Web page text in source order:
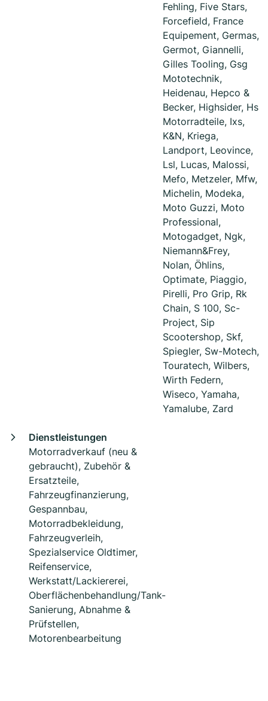
Fehling, Five Stars,
Forcefield, France
Equipement, Germas,
Germot, Giannelli,
Gilles Tooling, Gsg
Mototechnik,
Heidenau, Hepco &
Becker, Highsider, Hs
Motorradteile, Ixs,
K&N, Kriega,
Landport, Leovince,
Lsl, Lucas, Malossi,
Mefo, Metzeler, Mfw,
Michelin, Modeka,
Moto Guzzi, Moto
Professional,
Motogadget, Ngk,
Niemann&Frey,
Nolan, Öhlins,
Optimate, Piaggio,
Pirelli, Pro Grip, Rk
Chain, S 100, Sc-
Project, Sip
Scootershop, Skf,
Spiegler, Sw-Motech,
Touratech, Wilbers,
Wirth Federn,
Wiseco, Yamaha,
Yamalube, Zard
Dienstleistungen
Motorradverkauf (neu &
gebraucht), Zubehör &
Ersatzteile,
Fahrzeugfinanzierung,
Gespannbau,
Motorradbekleidung,
Fahrzeugverleih,
Spezialservice Oldtimer,
Reifenservice,
Werkstatt/Lackiererei,
Oberflächenbehandlung/Tank-
Sanierung, Abnahme &
Prüfstellen,
Motorenbearbeitung